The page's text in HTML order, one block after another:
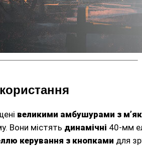
великими амбушурами з
Вони містять динамічні 40-мм
керування з кнопками для